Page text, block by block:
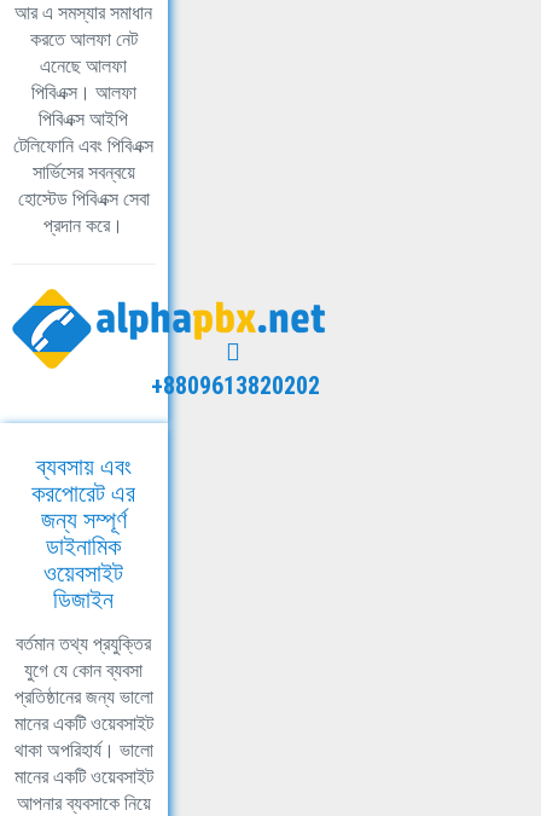
আর এ সমস্যার সমাধান
করতে আলফা নেট
এনেছে আলফা
পিবিএক্স। আলফা
পিবিএক্স আইপি
টেলিফোনি এবং পিবিএক্স
সার্ভিসের সবন্বয়ে
হোস্টেড পিবিএক্স সেবা
প্রদান করে।
+8809613820202
ব্যবসায় এবং
করপোরেট এর
জন্য সম্পূর্ণ
ডাইনামিক
ওয়েবসাইট
ডিজাইন
বর্তমান তথ্য প্রযুক্তির
যুগে যে কোন ব্যবসা
প্রতিষ্ঠানের জন্য ভালো
মানের একটি ওয়েবসাইট
থাকা অপরিহার্য। ভালো
মানের একটি ওয়েবসাইট
আপনার ব্যবসাকে নিয়ে